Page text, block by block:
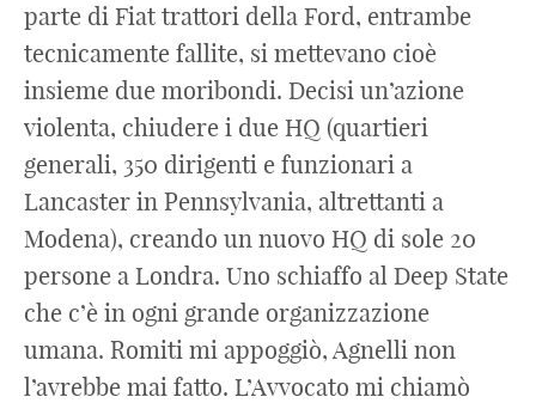
parte di Fiat trattori della Ford, entrambe
tecnicamente fallite, si mettevano cioè
insieme due moribondi. Decisi un’azione
violenta, chiudere i due HQ (quartieri
generali, 350 dirigenti e funzionari a
Lancaster in Pennsylvania, altrettanti a
Modena), creando un nuovo HQ di sole 20
persone a Londra. Uno schiaffo al Deep State
che c’è in ogni grande organizzazione
umana. Romiti mi appoggiò, Agnelli non
l’avrebbe mai fatto. L’Avvocato mi chiamò